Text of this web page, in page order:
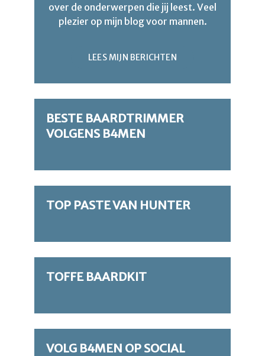
over de onderwerpen die jij leest. Veel
plezier op mijn blog voor mannen.
LEES MIJN BERICHTEN
BESTE BAARDTRIMMER
VOLGENS B4MEN
TOP PASTE VAN HUNTER
TOFFE BAARDKIT
VOLG B4MEN OP SOCIAL